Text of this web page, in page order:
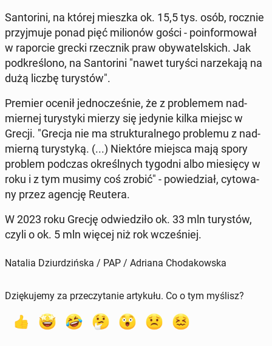
San­to­ri­ni, na której mieszka ok. 15,5 tys. osób, rocznie
przyj­mu­je ponad pięć mi­lio­nów gości - po­in­for­mo­wał
w ra­por­cie grecki rzecz­nik praw oby­wa­tel­skich. Jak
pod­kre­ślo­no, na San­to­ri­ni "nawet turyści na­rze­ka­ją na
dużą liczbę tu­ry­stów".
Premier ocenił jed­no­cze­śnie, że z pro­ble­mem nad­
mier­nej tu­ry­sty­ki mierzy się jedynie kilka miejsc w
Grecji. "Grecja nie ma struk­tu­ral­ne­go pro­ble­mu z nad­
mier­ną tu­ry­sty­ką. (...) Nie­któ­re miejsca mają spory
problem podczas określ­nych tygodni albo mie­się­cy w
roku i z tym musimy coś zrobić" - po­wie­dział, cy­to­wa­
ny przez agencję Reutera.
W 2023 roku Grecję od­wie­dzi­ło ok. 33 mln tu­ry­stów,
czyli o ok. 5 mln więcej niż rok wcze­śniej.
Natalia Dziurdzińska / PAP / Adriana Chodakowska
Dziękujemy za przeczytanie artykułu. Co o tym myślisz?